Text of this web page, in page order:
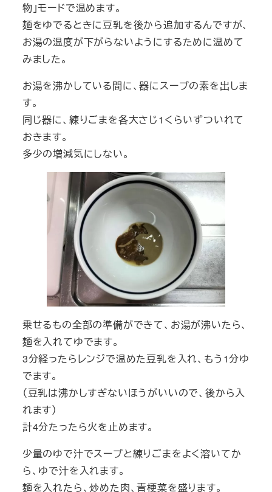
物」モードで温めます。
麺をゆでるときに豆乳を後から追加するんですが、
お湯の温度が下がらないようにするために温めて
みました。
お湯を沸かしている間に、器にスープの素を出しま
す。
同じ器に、練りごまを各大さじ1くらいずついれて
おきます。
多少の増減気にしない。
乗せるもの全部の準備ができて、お湯が沸いたら、
麺を入れてゆでます。
3分経ったらレンジで温めた豆乳を入れ、もう1分ゆ
でます。
（豆乳は沸かしすぎないほうがいいので、後から入
れます）
計4分たったら火を止めます。
少量のゆで汁でスープと練りごまをよく溶いてか
ら、ゆで汁を入れます。
麺を入れたら、炒めた肉、青梗菜を盛ります。